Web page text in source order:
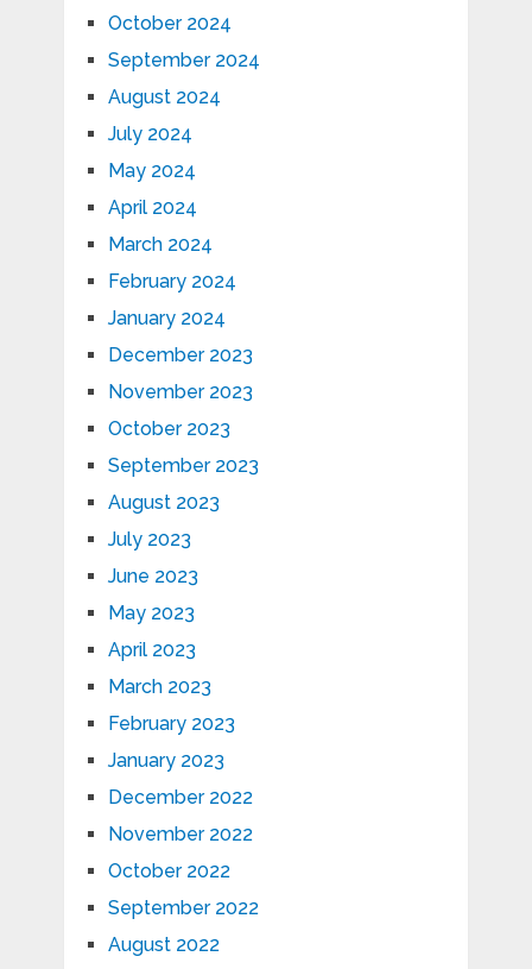
October 2024
September 2024
August 2024
July 2024
May 2024
April 2024
March 2024
February 2024
January 2024
December 2023
November 2023
October 2023
September 2023
August 2023
July 2023
June 2023
May 2023
April 2023
March 2023
February 2023
January 2023
December 2022
November 2022
October 2022
September 2022
August 2022